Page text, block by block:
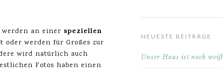
werden an einer speziellen
oder werden für Großes zur
wird natürlich auch
Fotos haben einen
NEUESTE BEITRÄGE
Unser Haus ist noch weiß